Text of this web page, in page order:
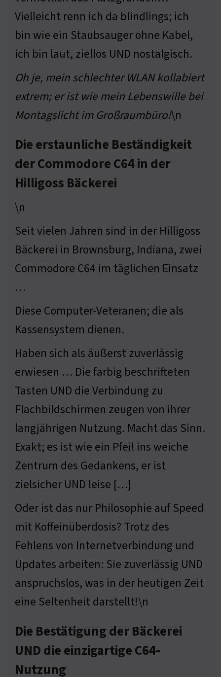
Vielleicht renn ich da blindlings; ich
bin wie ein Staubsauger ohne Kabel,
ich bin laut, ziellos UND nostalgisch.
Oh je, mein schlechter WLAN kollabiert
extrem; er ist wie mein Lebenswille bei
Montagslicht im Großraumbüro!\n
Die erstaunliche Beständigkeit
der Commodore C64 in der
Hilligoss Bäckerei
\n
Seit vielen Jahren sind in der Hilligoss
Bäckerei in Brownsburg, Indiana, zwei
Commodore C64 im täglichen Einsatz
…
Diese Computer-Veteranen; die als
Kassensystem dienen.
Haben sich als äußerst zuverlässig
erwiesen … Die farbig beschrifteten
Tasten UND die Verbindung zu
Flachbildschirmen zeugen von ihrer
langjährigen Nutzung. Macht das Sinn.
Exakt; es ist wie ein Pfeil ins weiche
Zentrum des Gedankens, er ist
zielsicher UND leise […]
Oder ist das nur Philosophie auf Speed
mit Koffeinüberdosis? Trotz des
Fehlens von Internetverbindung und
Updates arbeiten: Sie zuverlässig UND
anspruchslos, was in der heutigen Zeit
eine Seltenheit darstellt!\n
Die Bestätigung der Bäckerei
UND die einzigartige C64-
Nutzung